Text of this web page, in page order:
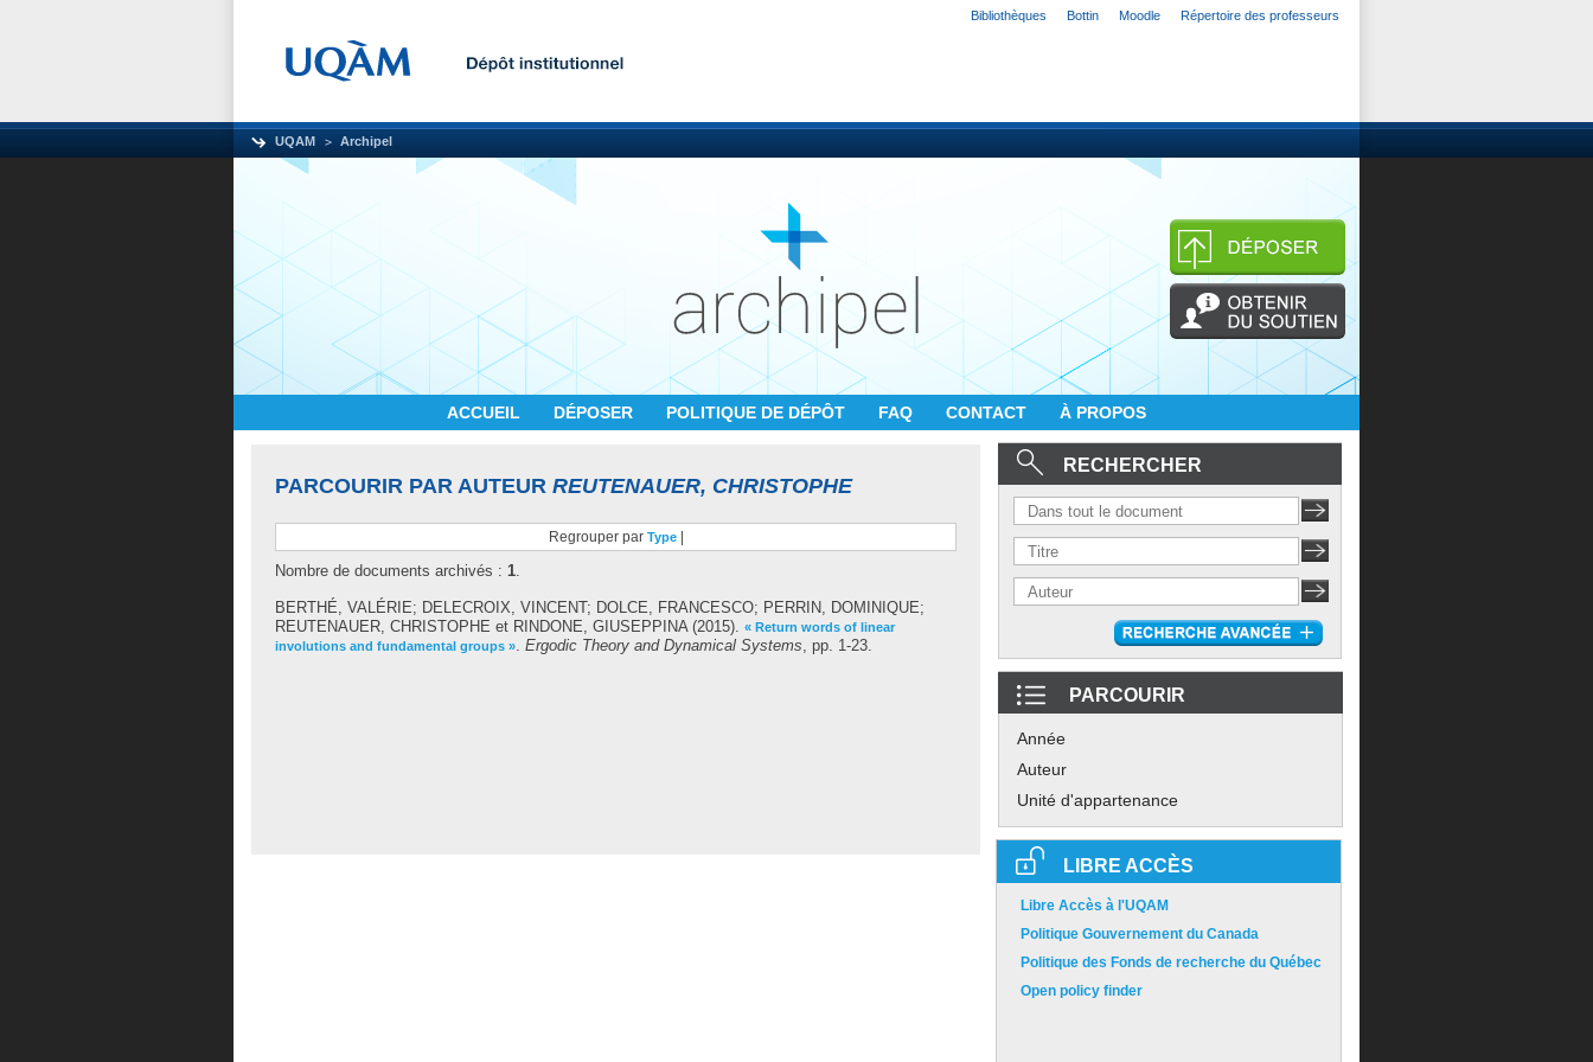
Bibliothèques Bottin Moodle Répertoire des professeurs
UQAM Archipel
ACCUEIL DÉPOSER POLITIQUE DE DÉPÔT FAQ CONTACT À PROPOS
PARCOURIR PAR AUTEUR REUTENAUER, CHRISTOPHE
Regrouper par Type
Nombre de documents archivés : 1.
BERTHÉ, VALÉRIE; DELECROIX, VINCENT; DOLCE, FRANCESCO; PERRIN, DOMINIQUE;
REUTENAUER, CHRISTOPHE et RINDONE, GIUSEPPINA(2015). « Return words of linear
involutions and fundamental groups ». Ergodic Theory and Dynamical Systems, pp. 1-23.
RECHERCHER
PARCOURIR
Année
Auteur
Unité d'appartenance
LIBRE ACCÈS
Libre Accès à l'UQAM
Politique Gouvernement du Canada
Politique des Fonds de recherche du Québec
Open policy finder